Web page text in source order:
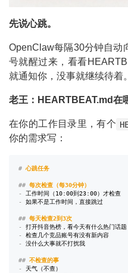
先说心跳。
OpenClaw每隔30分钟自动
号就醒过来，看看
就通知你，没事就继续待着。
老王：HEARTBEAT.md在
在你的工作目录里，有个
你的需求写：
# 心跳任务
## 每次检查（每30分钟）
-
- 如果不是工作时间，直接跳过
## 每天检查2到3次
-
-
- 没什么大事就不打扰我
## 不检查的事
-